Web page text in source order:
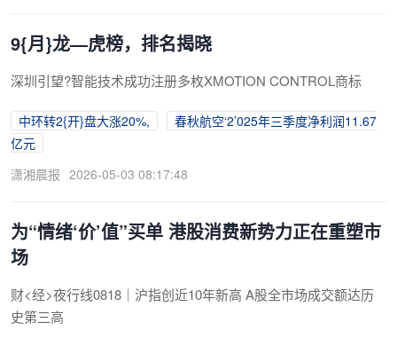
9{月}龙—虎榜，排名揭晓
深圳引望?智能技术成功注册多枚XMOTION CONTROL商标
中环转2{开}盘大涨20%,
春秋航空‘2’025年三季度净利润11.67
亿元
潇湘晨报 2026-05-03 08:17:48
为“情绪‘价’值”买单 港股消费新势力正在重塑市
场
财<经>夜行线0818｜沪指创近10年新高 A股全市场成交额达历
史第三高